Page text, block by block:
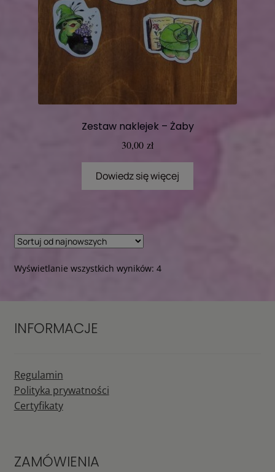
Zestaw naklejek – Żaby
30,00 zł
Dowiedz się więcej
Wyświetlanie wszystkich wyników: 4Posortowane
INFORMACJE
Regulamin
Polityka prywatności
Certyfikaty
ZAMÓWIENIA